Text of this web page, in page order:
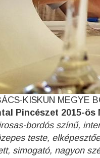
KISKUN MEGYE
Pincészet 2015-ös
bordós színű,
teste,
simogató, nagyon